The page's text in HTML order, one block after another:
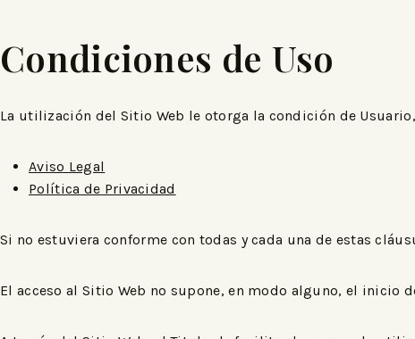
Condiciones de Uso
La utilización del Sitio Web le otorga la condición de
Aviso Legal
Política de Privacidad
Si no estuviera conforme con todas y cada una de estas
El acceso al Sitio Web no supone, en modo alguno, el inicio